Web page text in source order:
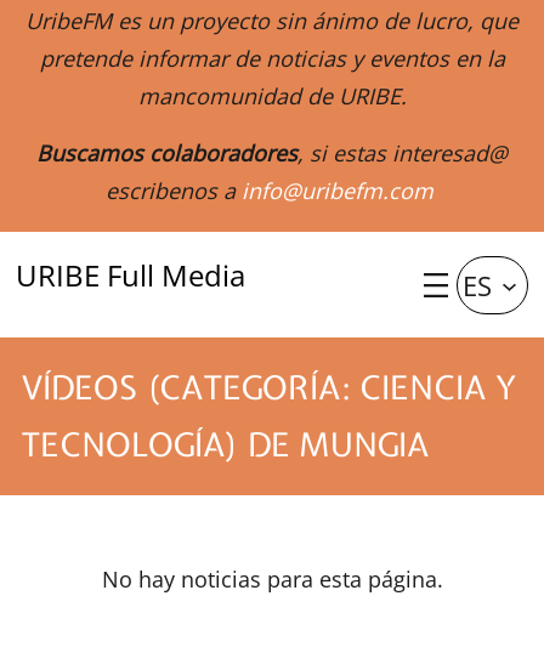
UribeFM es un proyecto sin ánimo de lucro, que
pretende informar de noticias y eventos en la
mancomunidad de URIBE.
Buscamos colaboradores, si estas interesad@
escribenos a info@uribefm.com
URIBE Full Media ES
VÍDEOS (CATEGORÍA: CIENCIA Y
TECNOLOGÍA) DE MUNGIA
No hay noticias para esta página.